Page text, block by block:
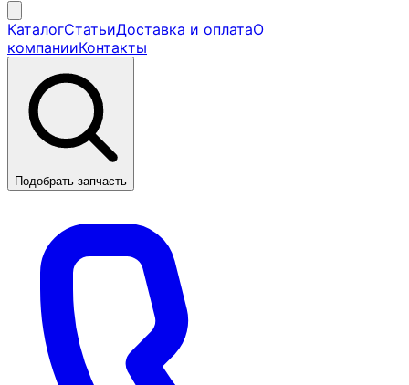
КаталогСтатьиДоставка и оплатаО
компанииКонтакты
Подобрать запчасть